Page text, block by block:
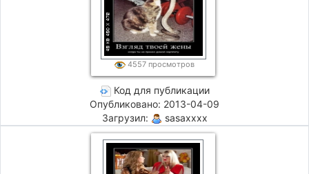
4557 просмотров
Код для публикации
Опубликовано: 2013-04-09
Загрузил:
sasaxxxx